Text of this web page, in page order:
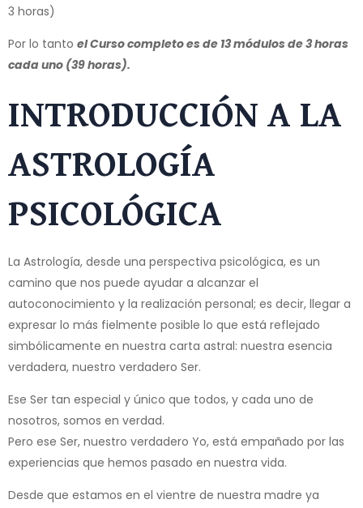
3 horas)
Por lo tanto el Curso completo es de 13 módulos de 3 horas
cada uno (39 horas).
INTRODUCCIÓN A LA
ASTROLOGÍA
PSICOLÓGICA
La Astrología, desde una perspectiva psicológica, es un
camino que nos puede ayudar a alcanzar el
autoconocimiento y la realización personal; es decir, llegar a
expresar lo más fielmente posible lo que está reflejado
simbólicamente en nuestra carta astral: nuestra esencia
verdadera, nuestro verdadero Ser.
Ese Ser tan especial y único que todos, y cada uno de
nosotros, somos en verdad.
Pero ese Ser, nuestro verdadero Yo, está empañado por las
experiencias que hemos pasado en nuestra vida.
Desde que estamos en el vientre de nuestra madre ya